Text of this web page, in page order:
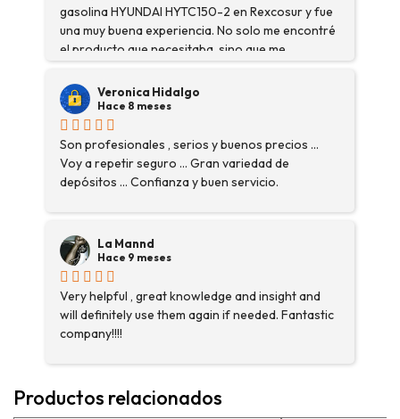
gasolina HYUNDAI HYTC150-2 en Rexcosur y fue
una muy buena experiencia. No solo me encontré
el producto que necesitaba, sino que me
asegurarme de que estaba eligiendo la máquina
más adecuada para mi trabajo. Salvador, la
persona con que estuve contactactanto me
explicó todo￼ En general, la recomiendo, he
vuelto a comprar, tengo varios pedidos en
proceso y muy contento.
Veronica Hidalgo
Hace 8 meses
Son profesionales , serios y buenos precios ...
Voy a repetir seguro ... Gran variedad de
depósitos ... Confianza y buen servicio.
La Mannd
Hace 9 meses
Very helpful , great knowledge and insight and
will definitely use them again if needed. Fantastic
company!!!!
Productos relacionados